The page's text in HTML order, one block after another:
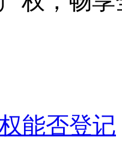
能否登记